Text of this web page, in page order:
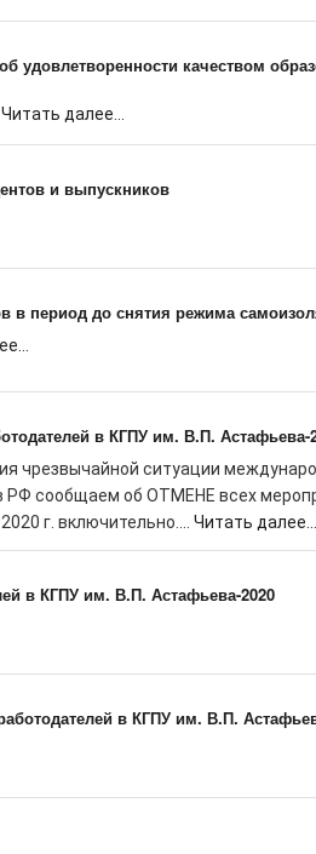
удовлетворенности качеством
Читать далее...
и выпускников
в период до снятия режима
в КГПУ им. В.П. Астафьева-
чрезвычайной ситуации
РФ сообщаем об ОТМЕНЕ всех
г. включительно.... Читать далее...
в КГПУ им. В.П. Астафьева-2020
в КГПУ им. В.П.